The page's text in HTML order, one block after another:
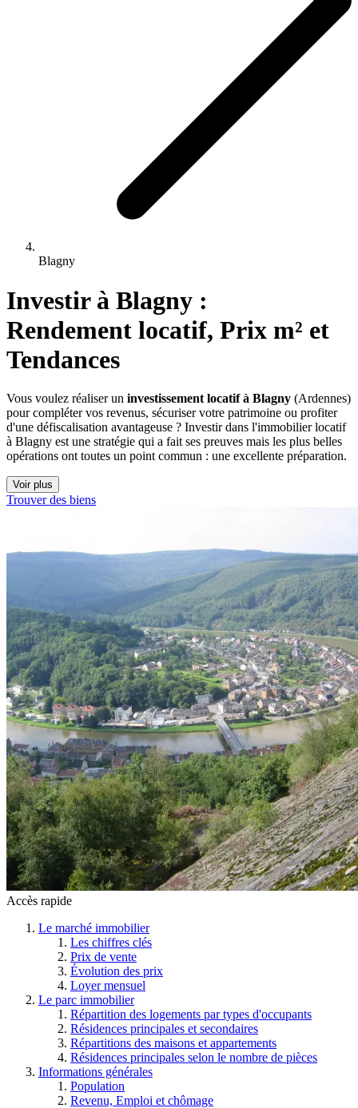
Blagny
Investir à Blagny :
Rendement locatif, Prix m² et
Tendances
Vous voulez réaliser un investissement locatif à Blagny (Ardennes)
pour compléter vos revenus, sécuriser votre patrimoine ou profiter
d'une défiscalisation avantageuse ? Investir dans l'immobilier locatif
à Blagny est une stratégie qui a fait ses preuves mais les plus belles
opérations ont toutes un point commun : une excellente préparation.
Voir plus
Trouver des biens
Accès rapide
Le marché immobilier
Les chiffres clés
Prix de vente
Évolution des prix
Loyer mensuel
Le parc immobilier
Répartition des logements par types d'occupants
Résidences principales et secondaires
Répartitions des maisons et appartements
Résidences principales selon le nombre de pièces
Informations générales
Population
Revenu, Emploi et chômage